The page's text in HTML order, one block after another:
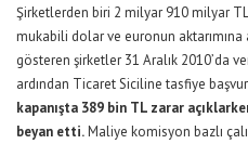
Şirketlerden biri 2 milyar 910 milyar
mukabili dolar ve euronun aktarımına
gösteren şirketler 31 Aralık 2010’da
ardından Ticaret Siciline tasfiye
kapanışta 389 bin TL zarar
beyan etti.Maliye komisyon bazlı